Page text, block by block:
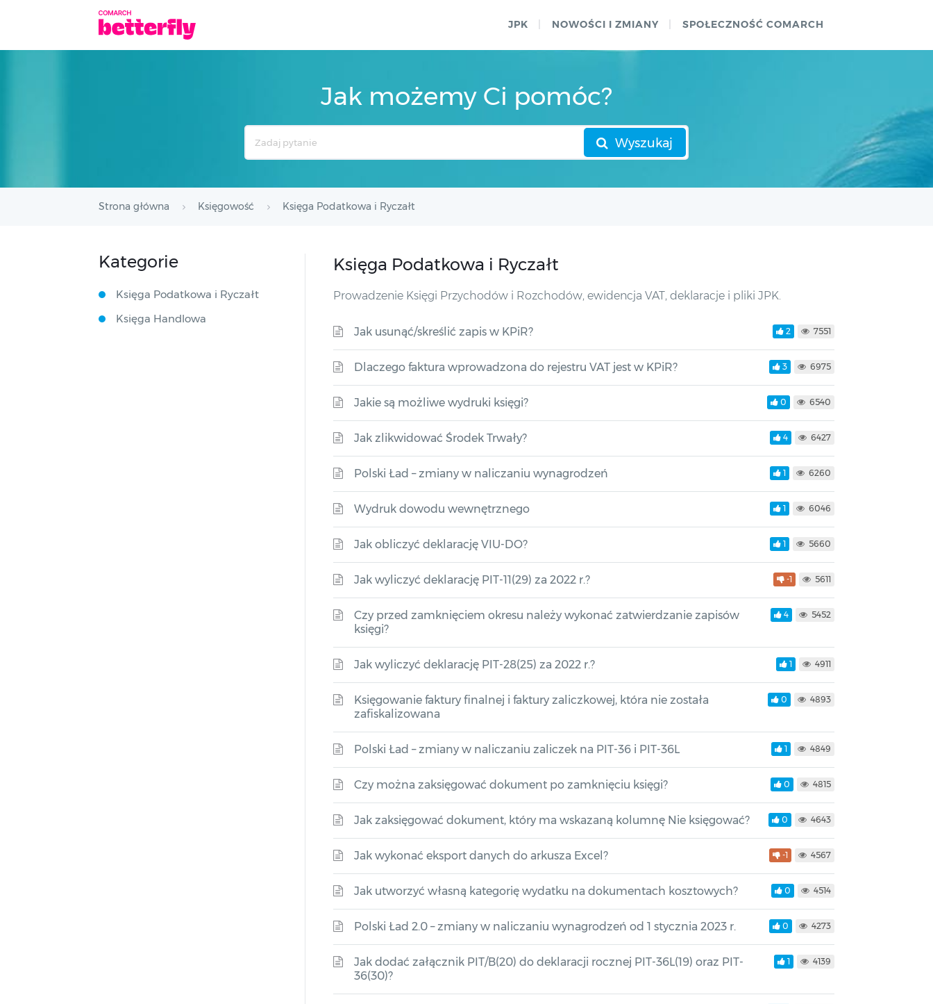
JPK NOWOŚCI I ZMIANY SPOŁECZNOŚĆ COMARCH
Jak możemy Ci pomóc?
Wyszukaj
Strona główna Księgowość Księga Podatkowa i Ryczałt
Księga Podatkowa i Ryczałt
Prowadzenie Księgi Przychodów i Rozchodów, ewidencja VAT, deklaracje i pliki JPK.
Jak usunąć/skreślić zapis w KPiR? 2 7551
Dlaczego faktura wprowadzona do rejestru VAT jest w KPiR? 3 6975
Jakie są możliwe wydruki księgi? 0 6540
Jak zlikwidować Środek Trwały? 4 6427
Polski Ład – zmiany w naliczaniu wynagrodzeń 1 6260
Wydruk dowodu wewnętrznego 1 6046
Jak obliczyć deklarację VIU-DO? 1 5660
Jak wyliczyć deklarację PIT-11(29) za 2022 r.? -1 5611
Czy przed zamknięciem okresu należy wykonać zatwierdzanie zapisów
księgi?
4 5452
Jak wyliczyć deklarację PIT-28(25) za 2022 r.? 1 4911
Księgowanie faktury finalnej i faktury zaliczkowej, która nie została
zafiskalizowana
0 4893
Polski Ład – zmiany w naliczaniu zaliczek na PIT-36 i PIT-36L 1 4849
Czy można zaksięgować dokument po zamknięciu księgi? 0 4815
Jak zaksięgować dokument, który ma wskazaną kolumnę Nie księgować? 0 4643
Jak wykonać eksport danych do arkusza Excel? -1 4567
Jak utworzyć własną kategorię wydatku na dokumentach kosztowych? 0 4514
Polski Ład 2.0 – zmiany w naliczaniu wynagrodzeń od 1 stycznia 2023 r. 0 4273
Jak dodać załącznik PIT/B(20) do deklaracji rocznej PIT-36L(19) oraz PIT-
36(30)?
1 4139
Kategorie
Księga Podatkowa i Ryczałt
Księga Handlowa